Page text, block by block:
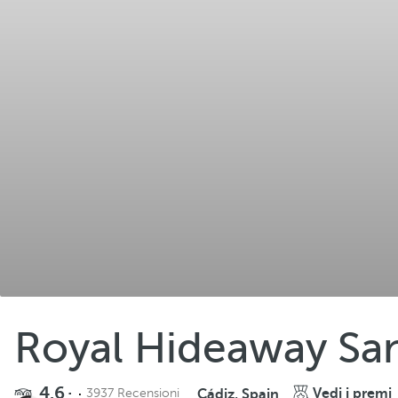
Royal Hideaway
4.6 3937 Recensioni Cádiz, Spain Vedi i premi